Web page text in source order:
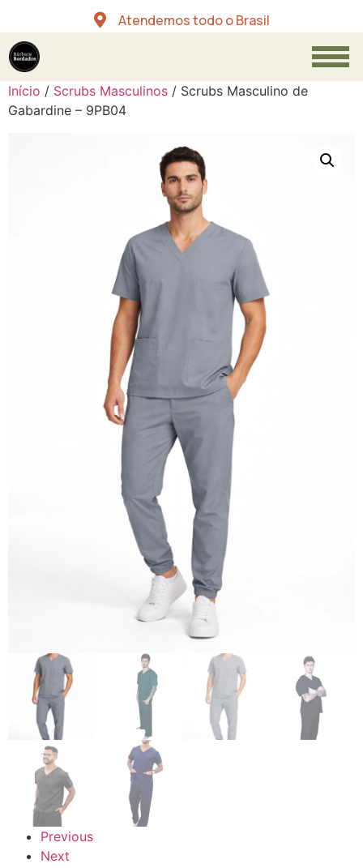
Atendemos todo o Brasil
Início / Scrubs Masculinos / Scrubs Masculino de
Gabardine – 9PB04
Previous
Next